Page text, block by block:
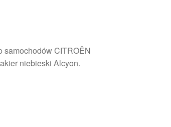
samochodów CITROËN
niebieski Alcyon.